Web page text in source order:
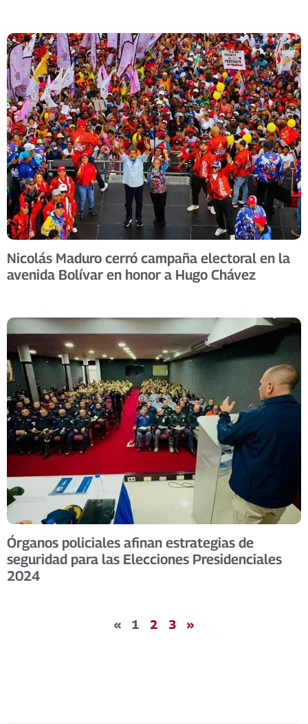
Nicolás Maduro cerró campaña electoral en la
avenida Bolívar en honor a Hugo Chávez
Órganos policiales afinan estrategias de
seguridad para las Elecciones Presidenciales
2024
« 1 2 3 »